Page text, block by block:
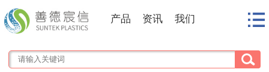
产品 资讯 我们